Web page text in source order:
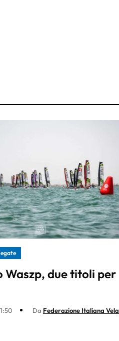
Waszp, due titoli per
Da Federazione Italiana Vela